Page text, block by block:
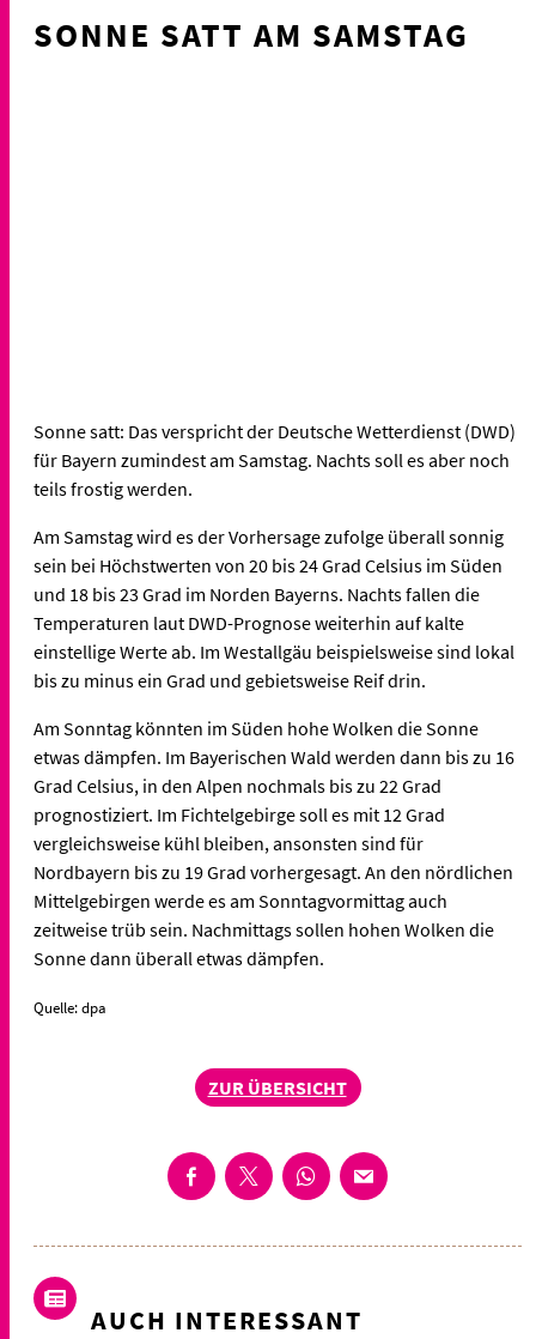
SONNE SATT AM SAMSTAG
Sonne satt: Das verspricht der Deutsche Wetterdienst (DWD)
für Bayern zumindest am Samstag. Nachts soll es aber noch
teils frostig werden.
Am Samstag wird es der Vorhersage zufolge überall sonnig
sein bei Höchstwerten von 20 bis 24 Grad Celsius im Süden
und 18 bis 23 Grad im Norden Bayerns. Nachts fallen die
Temperaturen laut DWD-Prognose weiterhin auf kalte
einstellige Werte ab. Im Westallgäu beispielsweise sind lokal
bis zu minus ein Grad und gebietsweise Reif drin.
Am Sonntag könnten im Süden hohe Wolken die Sonne
etwas dämpfen. Im Bayerischen Wald werden dann bis zu 16
Grad Celsius, in den Alpen nochmals bis zu 22 Grad
prognostiziert. Im Fichtelgebirge soll es mit 12 Grad
vergleichsweise kühl bleiben, ansonsten sind für
Nordbayern bis zu 19 Grad vorhergesagt. An den nördlichen
Mittelgebirgen werde es am Sonntagvormittag auch
zeitweise trüb sein. Nachmittags sollen hohen Wolken die
Sonne dann überall etwas dämpfen.
Quelle: dpa
ZUR ÜBERSICHT
AUCH INTERESSANT